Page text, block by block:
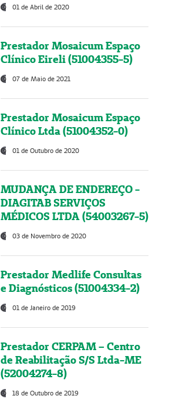
01 de Abril de 2020
Prestador Mosaicum Espaço
Clínico Eireli (51004355-5)
07 de Maio de 2021
Prestador Mosaicum Espaço
Clínico Ltda (51004352-0)
01 de Outubro de 2020
MUDANÇA DE ENDEREÇO -
DIAGITAB SERVIÇOS
MÉDICOS LTDA (54003267-5)
03 de Novembro de 2020
Prestador Medlife Consultas
e Diagnósticos (51004334-2)
01 de Janeiro de 2019
Prestador CERPAM – Centro
de Reabilitação S/S Ltda-ME
(52004274-8)
18 de Outubro de 2019